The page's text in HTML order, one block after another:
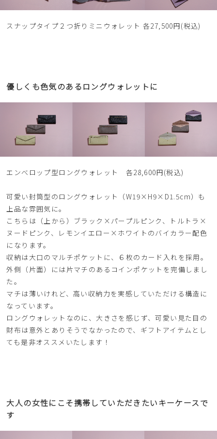
スナップタイプ２つ折りミニウォレット 各27,500円(税込)
優しくも色気のあるロングウォレットに
エンべロップ型ロングウォレット 各28,600円(税込)
可愛い封筒型のロングウォレット（W19×H9×D1.5cm）も
上品な雰囲気に。
こちらは（上から）ブラック×パープルピンク、トルトラ×
ヌードピンク、レモンイエロー×ホワイトのバイカラー配色
になります。
収納は大口のマルチポケットに、６枚のカード入れを採用。
外側（片面）には片マチのあるコインポケットを完備しまし
た。
マチは薄いけれど、高い収納力を実感していただける構造に
なっています。
ロングウォレットなのに、大きさを感じず、可愛い見た目の
財布は意外とありそうでなかったので、ギフトアイテムとし
ても是非オススメいたします！
大人の女性にこそ携帯していただきたいキーケースで
す